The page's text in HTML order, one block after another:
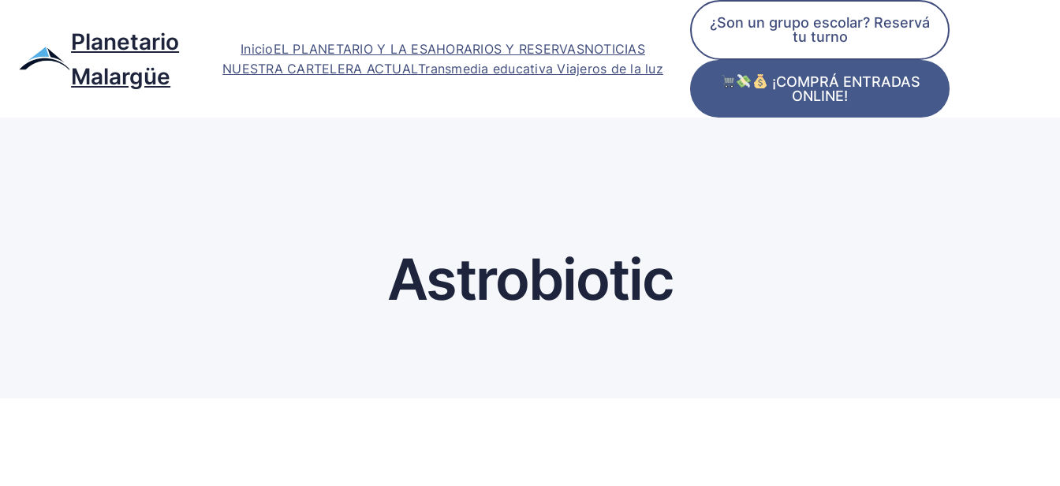
Planetario
Malargüe
InicioEL PLANETARIO Y LA ESAHORARIOS Y RESERVASNOTICIAS
NUESTRA CARTELERA ACTUALTransmedia educativa Viajeros de la luz
¿Son un grupo escolar? Reservá
tu turno
¡COMPRÁ ENTRADAS
ONLINE!
Astrobiotic